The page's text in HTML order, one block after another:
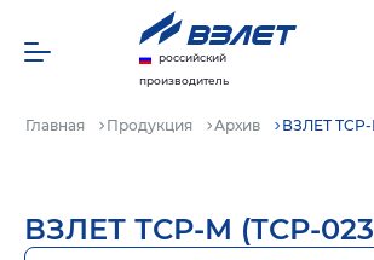
российский
производитель
Главная Продукция Архив ВЗЛЕТ
ВЗЛЕТ ТСР-М (ТСР-